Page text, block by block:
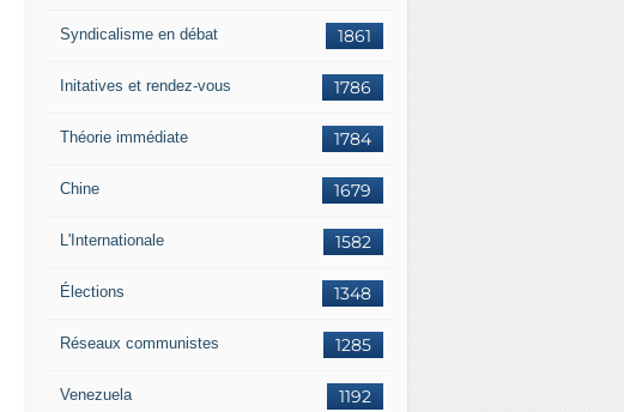
1861
Syndicalisme en débat
1786
Initatives et rendez-vous
1784
Théorie immédiate
1679
Chine
1582
L'Internationale
1348
Élections
1285
Réseaux communistes
1192
Venezuela